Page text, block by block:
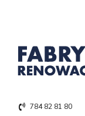
784 82 81 80